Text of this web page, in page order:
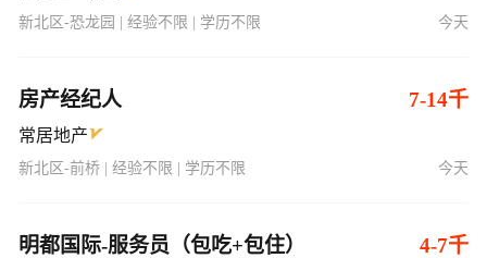
新北区-恐龙园 | 经验不限 | 学历不限 今天
房产经纪人 7-14千
常居地产
新北区-前桥 | 经验不限 | 学历不限 今天
明都国际-服务员（包吃+包住） 4-7千